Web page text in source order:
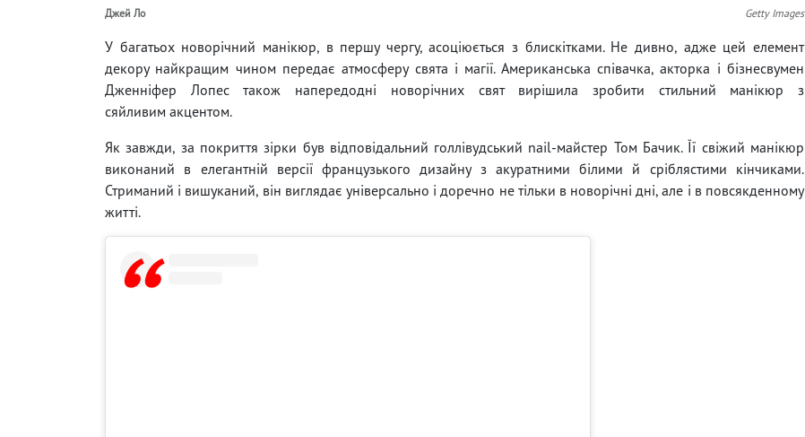
Джей Ло Getty Images
У багатьох новорічний манікюр, в першу чергу, асоціюється з блискітками. Не дивно, адже цей елемент
декору найкращим чином передає атмосферу свята і магії. Американська співачка, акторка і бізнесвумен
Дженніфер Лопес також напередодні новорічних свят вирішила зробити стильний манікюр з
сяйливим акцентом.
Як завжди, за покриття зірки був відповідальний голлівудський nail-майстер Том Бачик. Її свіжий манікюр
виконаний в елегантній версії французького дизайну з акуратними білими й сріблястими кінчиками.
Стриманий і вишуканий, він виглядає універсально і доречно не тільки в новорічні дні, але і в повсякденному
житті.